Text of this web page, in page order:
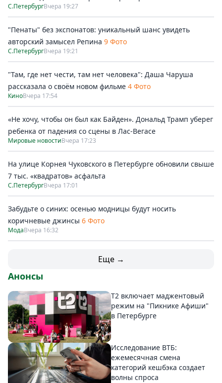
С.ПетербургВчера 19:27
"Пенаты" без экспонатов: уникальный шанс увидеть
авторский замысел Репина 9 Фото
С.ПетербургВчера 19:21
"Там, где нет чести, там нет человека": Даша Чаруша
рассказала о своём новом фильме 4 Фото
КиноВчера 17:54
«Не хочу, чтобы он был как Байден». Дональд Трамп уберег
ребенка от падения со сцены в Лас-Вегасе
Мировые новостиВчера 17:23
На улице Корнея Чуковского в Петербурге обновили свыше
7 тыс. «квадратов» асфальта
С.ПетербургВчера 17:01
Забудьте о синих: осенью модницы будут носить
коричневые джинсы 6 Фото
МодаВчера 16:32
Еще →
Анонсы
Т2 включает маджентовый
режим на "Пикнике Афиши"
в Петербурге
Исследование ВТБ:
ежемесячная смена
категорий кешбэка создает
волны спроса